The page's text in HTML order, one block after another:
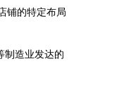
铺的特定布局
制造业发达的